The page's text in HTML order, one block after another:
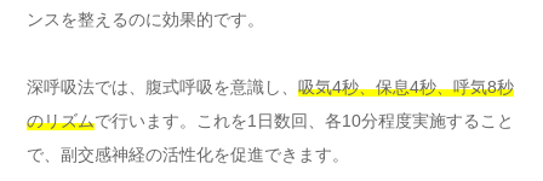
ンスを整えるのに効果的です。
深呼吸法では、腹式呼吸を意識し、 吸気4秒、保息4秒、呼気8秒
のリズムで行います。これを1日数回、各10分程度実施すること
で、副交感神経の活性化を促進できます。